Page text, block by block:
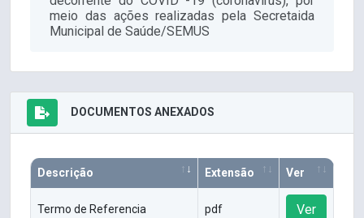
meio das ações realizadas pela Secretaida
Municipal de Saúde/SEMUS
DOCUMENTOS ANEXADOS
Descrição Extensão Ver
Termo de Referencia pdf Ver